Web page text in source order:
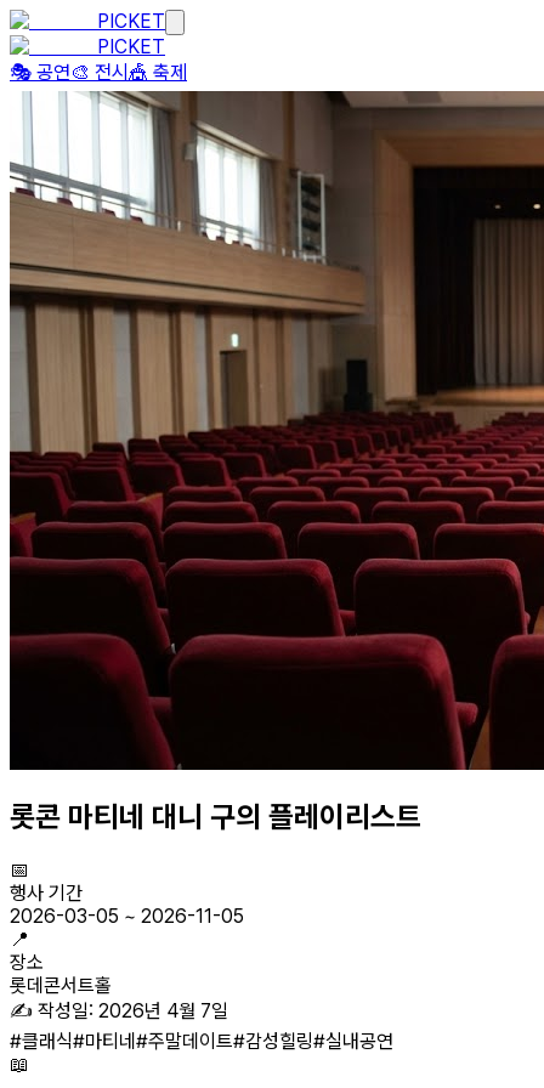
PICKET
PICKET
🎭 공연🎨 전시 🎪 축제
롯콘 마티네 대니 구의 플레이리스트
📅
행사 기간
2026-03-05 ~ 2026-11-05
📍
장소
롯데콘서트홀
✍️ 작성일: 2026년 4월 7일
#클래식#마티네#주말데이트#감성힐링#실내공연
📖